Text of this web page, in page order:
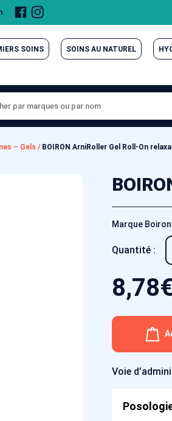
Page
Facebook
Instagram
SOINS SOINS AU NATUREL
– Gels / BOIRON ArniRoller Gel Roll-On
Marque Boiron
Quantité :
8,78
Voie